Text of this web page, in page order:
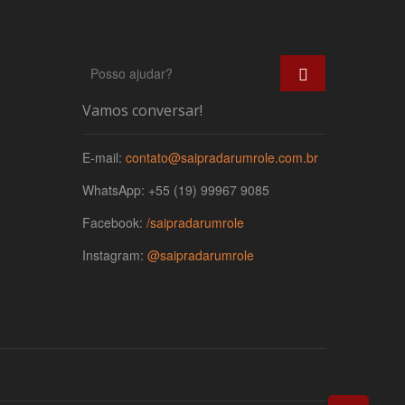
ajudar?
Vamos conversar!
E-mail: contato@saipradarumrole.com.br
WhatsApp: +55 (19) 99967 9085
Facebook: /saipradarumrole
Instagram: @saipradarumrole